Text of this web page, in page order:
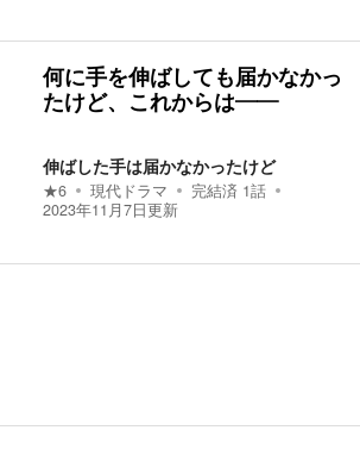
何に手を伸ばしても届かなかっ
たけど、これからは――
伸ばした手は届かなかったけど
★6 現代ドラマ 完結済 1話
2023年11月7日更新